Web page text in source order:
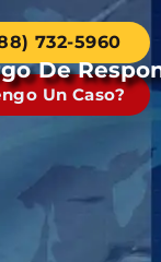
De
732-5960
Un Caso?